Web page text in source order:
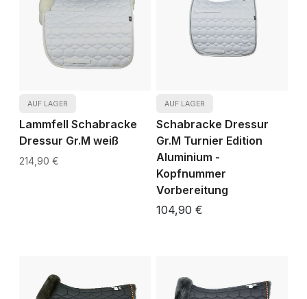
AUF LAGER
Lammfell Schabracke
Dressur Gr.M weiß
214,90 €
AUF LAGER
Schabracke Dressur
Gr.M Turnier Edition
Aluminium -
Kopfnummer
Vorbereitung
104,90 €